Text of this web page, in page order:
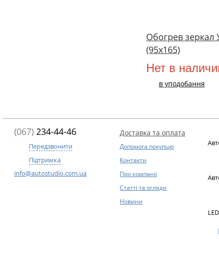
Обогрев
(95х165)
Нет в
в уподобання
(067) 234-44-46
Передзвонити
Підтримка
info@autostudio.com.ua
Доставка та оплата
Допомога покупцю
Контакти
Про компанії
Статті та огляди
Новини